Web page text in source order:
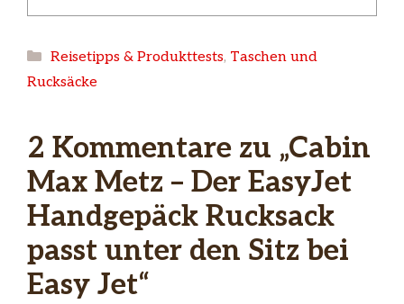
Kategorien
Reisetipps & Produkttests, Taschen und
Rucksäcke
2 Kommentare zu „Cabin
Max Metz – Der EasyJet
Handgepäck Rucksack
passt unter den Sitz bei
Easy Jet“